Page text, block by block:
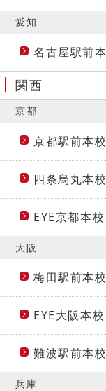
愛知
名古屋駅前
関西
京都
京都駅前本校
四条烏丸本校
EYE京都本校
大阪
梅田駅前本校
EYE大阪本校
難波駅前本校
兵庫